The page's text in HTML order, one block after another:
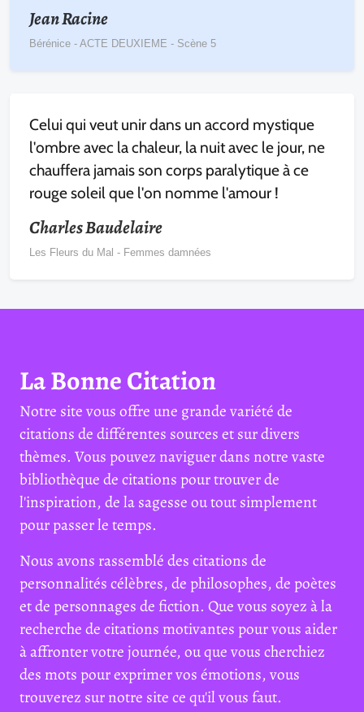
Jean Racine
Bérénice - ACTE DEUXIEME - Scène 5
Celui qui veut unir dans un accord mystique
l'ombre avec la chaleur, la nuit avec le jour, ne
chauffera jamais son corps paralytique à ce
rouge soleil que l'on nomme l'amour !
Charles Baudelaire
Les Fleurs du Mal - Femmes damnées
La Bonne Citation
Notre site vous offre une grande variété de
citations de différentes sources et sur divers
thèmes. Vous pouvez naviguer dans notre vaste
bibliothèque de citations pour trouver de
l'inspiration, de la sagesse ou tout simplement
pour passer le temps.
Nous avons rassemblé des citations de
personnalités célèbres, de philosophes, de poètes
et de personnages de fiction. Que vous soyez à la
recherche de citations motivantes pour vous aider
à affronter votre journée, ou que vous cherchiez
des mots pour exprimer vos émotions, vous
trouverez sur notre site ce qu'il vous faut.